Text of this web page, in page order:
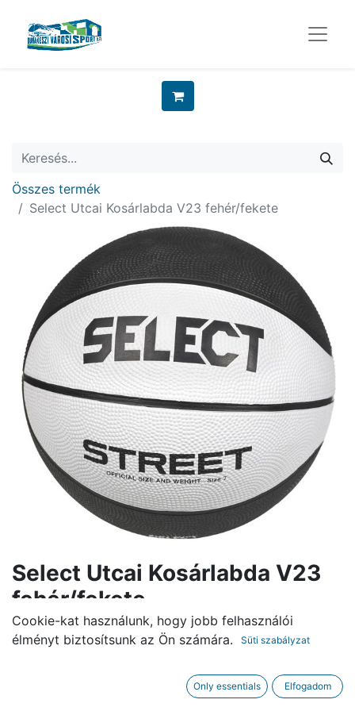
Összes termék
Select Utcai Kosárlabda V23 fehér/fekete
Select Utcai Kosárlabda V23
fehér/fekete
6.800,00Ft
KOSÁRBA
Cookie-kat használunk, hogy jobb felhasználói
élményt biztosítsunk az Ön számára.
Süti szabályzat
Only essentials Elfogadom